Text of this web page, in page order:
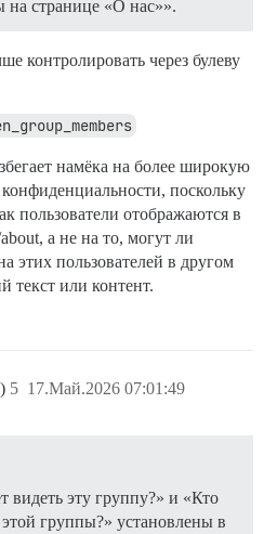
странице «О нас»».
контролировать через булеву
намёка на более широкую
поскольку
пользователи отображаются в
а не на то, могут ли
этих пользователей в другом
текст или контент.
17.Май.2026 07:01:49
5
видеть эту группу?» и «Кто
группы?» установлены в